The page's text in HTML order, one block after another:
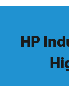
HP